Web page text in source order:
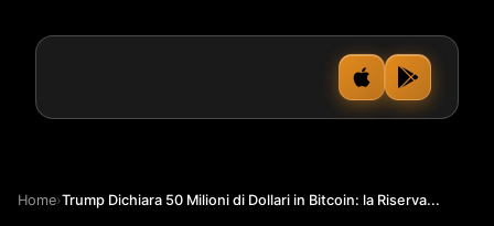
Home›Trump Dichiara 50 Milioni di Dollari in Bitcoin: la Riserva...